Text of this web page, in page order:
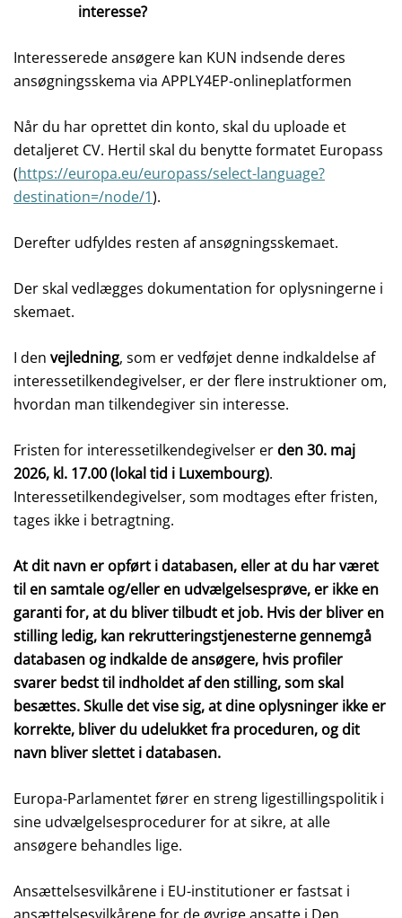
interesse?
Interesserede ansøgere kan KUN indsende deres
ansøgningsskema via APPLY4EP-onlineplatformen
Når du har oprettet din konto, skal du uploade et
detaljeret CV. Hertil skal du benytte formatet Europass
(https://europa.eu/europass/select-language?
destination=/node/1).
Derefter udfyldes resten af ansøgningsskemaet.
Der skal vedlægges dokumentation for oplysningerne i
skemaet.
I den vejledning, som er vedføjet denne indkaldelse af
interessetilkendegivelser, er der flere instruktioner om,
hvordan man tilkendegiver sin interesse.
Fristen for interessetilkendegivelser er den 30. maj
2026, kl. 17.00 (lokal tid i Luxembourg).
Interessetilkendegivelser, som modtages efter fristen,
tages ikke i betragtning.
At dit navn er opført i databasen, eller at du har været
til en samtale og/eller en udvælgelsesprøve, er ikke en
garanti for, at du bliver tilbudt et job. Hvis der bliver en
stilling ledig, kan rekrutteringstjenesterne gennemgå
databasen og indkalde de ansøgere, hvis profiler
svarer bedst til indholdet af den stilling, som skal
besættes. Skulle det vise sig, at dine oplysninger ikke er
korrekte, bliver du udelukket fra proceduren, og dit
navn bliver slettet i databasen.
Europa-Parlamentet fører en streng ligestillingspolitik i
sine udvælgelsesprocedurer for at sikre, at alle
ansøgere behandles lige.
Ansættelsesvilkårene i EU-institutioner er fastsat i